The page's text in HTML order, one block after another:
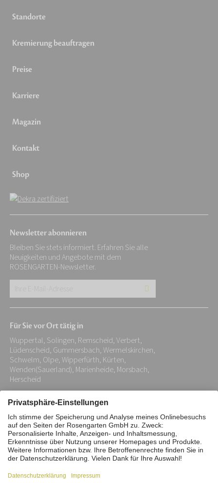
Standorte
Kremierung beauftragen
Preise
Karriere
Magazin
Kontakt
Shop
Newsletter abonnieren
Bleiben Sie stets informiert. Erfahren Sie alle
Neuigkeiten und Angebote mit dem
ROSENGARTEN-Newsletter.
E-
Adresse:
*
Für Sie vor Ort tätig in
Wuppertal, Solingen, Remscheid, Verbert,
Lüdenscheid, Gummersbach, Wermelskirchen,
Schwelm, Olpe, Wipperfürth, Kürten,
Wenden(Sauerland), Marienheide, Morsbach,
Herscheid
Impressum Datenschutz
Stiftung
Interne Meldestelle
Zahlungsmittel
Barrierefreiheitserklärung
Vertrag widerrufen